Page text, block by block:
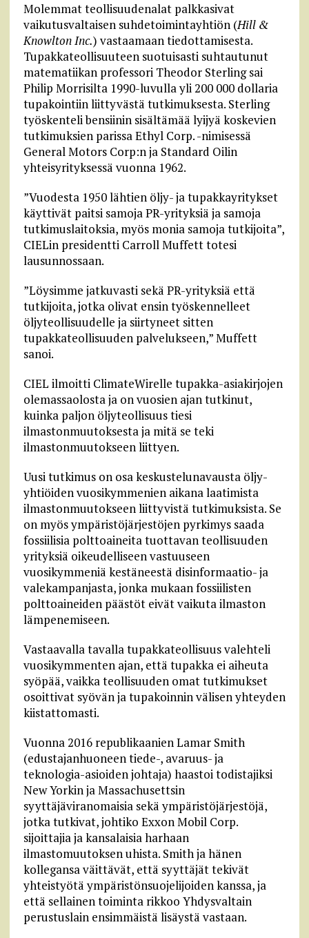
Molemmat teollisuudenalat palkkasivat
vaikutusvaltaisen suhdetoimintayhtiön (Hill &
Knowlton Inc.) vastaamaan tiedottamisesta.
Tupakkateollisuuteen suotuisasti suhtautunut
matematiikan professori Theodor Sterling sai
Philip Morrisilta 1990-luvulla yli 200 000 dollaria
tupakointiin liittyvästä tutkimuksesta. Sterling
työskenteli bensiinin sisältämää lyijyä koskevien
tutkimuksien parissa Ethyl Corp. -nimisessä
General Motors Corp:n ja Standard Oilin
yhteisyrityksessä vuonna 1962.
”Vuodesta 1950 lähtien öljy- ja tupakkayritykset
käyttivät paitsi samoja PR-yrityksiä ja samoja
tutkimuslaitoksia, myös monia samoja tutkijoita”,
CIELin presidentti Carroll Muffett totesi
lausunnossaan.
”Löysimme jatkuvasti sekä PR-yrityksiä että
tutkijoita, jotka olivat ensin työskennelleet
öljyteollisuudelle ja siirtyneet sitten
tupakkateollisuuden palvelukseen,” Muffett
sanoi.
CIEL ilmoitti ClimateWirelle tupakka-asiakirjojen
olemassaolosta ja on vuosien ajan tutkinut,
kuinka paljon öljyteollisuus tiesi
ilmastonmuutoksesta ja mitä se teki
ilmastonmuutokseen liittyen.
Uusi tutkimus on osa keskustelunavausta öljy-
yhtiöiden vuosikymmenien aikana laatimista
ilmastonmuutokseen liittyvistä tutkimuksista. Se
on myös ympäristöjärjestöjen pyrkimys saada
fossiilisia polttoaineita tuottavan teollisuuden
yrityksiä oikeudelliseen vastuuseen
vuosikymmeniä kestäneestä disinformaatio- ja
valekampanjasta, jonka mukaan fossiilisten
polttoaineiden päästöt eivät vaikuta ilmaston
lämpenemiseen.
Vastaavalla tavalla tupakkateollisuus valehteli
vuosikymmenten ajan, että tupakka ei aiheuta
syöpää, vaikka teollisuuden omat tutkimukset
osoittivat syövän ja tupakoinnin välisen yhteyden
kiistattomasti.
Vuonna 2016 republikaanien Lamar Smith
(edustajanhuoneen tiede-, avaruus- ja
teknologia-asioiden johtaja) haastoi todistajiksi
New Yorkin ja Massachusettsin
syyttäjäviranomaisia sekä ympäristöjärjestöjä,
jotka tutkivat, johtiko Exxon Mobil Corp.
sijoittajia ja kansalaisia harhaan ​​
ilmastomuutoksen uhista. Smith ja hänen
kollegansa väittävät, että syyttäjät tekivät
yhteistyötä ympäristönsuojelijoiden kanssa, ja
että sellainen toiminta rikkoo Yhdysvaltain
perustuslain ensimmäistä lisäystä vastaan.